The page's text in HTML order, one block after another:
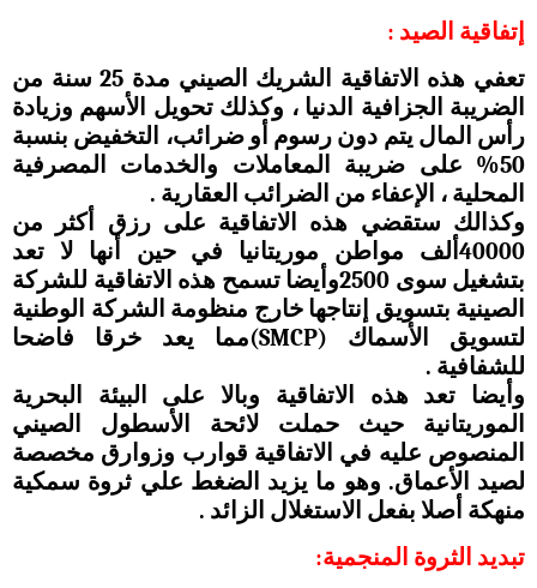
إتفاقية الصيد :
تعفي هذه الاتفاقية الشريك الصيني مدة 25 سنة من
الضريبة الجزافية الدنيا ، وكذلك تحويل الأسهم وزيادة
رأس المال يتم دون رسوم أو ضرائب، التخفيض بنسبة
50% على ضريبة المعاملات والخدمات المصرفية
المحلية ، الإعفاء من الضرائب العقارية .
وكذالك ستقضي هذه الاتفاقية على رزق أكثر من
40000ألف مواطن موريتانيا في حين أنها لا تعد
بتشغيل سوى 2500وأيضا تسمح هذه الاتفاقية للشركة
الصينية بتسويق إنتاجها خارج منظومة الشركة الوطنية
لتسويق الأسماك (SMCP)مما يعد خرقا فاضحا
للشفافية .
وأيضا تعد هذه الاتفاقية وبالا على البيئة البحرية
الموريتانية حيث حملت لائحة الأسطول الصيني
المنصوص عليه في الاتفاقية قوارب وزوارق مخصصة
لصيد الأعماق. وهو ما يزيد الضغط علي ثروة سمكية
منهكة أصلا بفعل الاستغلال الزائد .
تبديد الثروة المنجمية: